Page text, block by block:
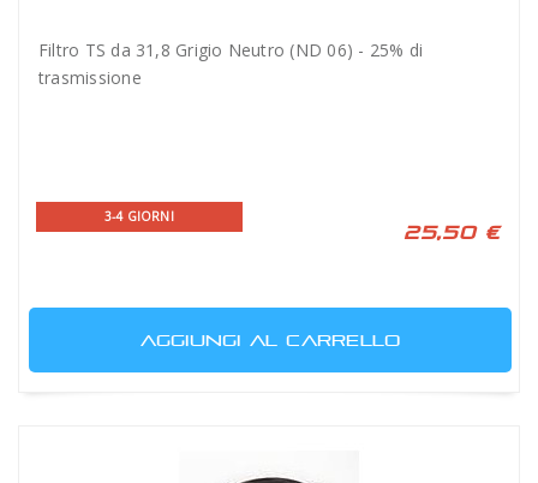
Filtro TS da 31,8 Grigio Neutro (ND 06) - 25% di
trasmissione
3-4 GIORNI
25,50 €
AGGIUNGI AL CARRELLO